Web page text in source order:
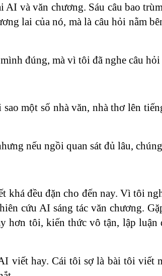
AI và văn chương. Sáu câu bao
lai của nó, mà là câu hỏi nằm
đúng, mà vì tôi đã nghe câu
một số nhà văn, nhà thơ lên
nếu ngồi quan sát đủ lâu,
đều đặn cho đến nay. Vì tôi
cứu AI sáng tác văn chương.
hơn tôi, kiến thức vô tận, lập
viết hay. Cái tôi sợ là bài tôi viết